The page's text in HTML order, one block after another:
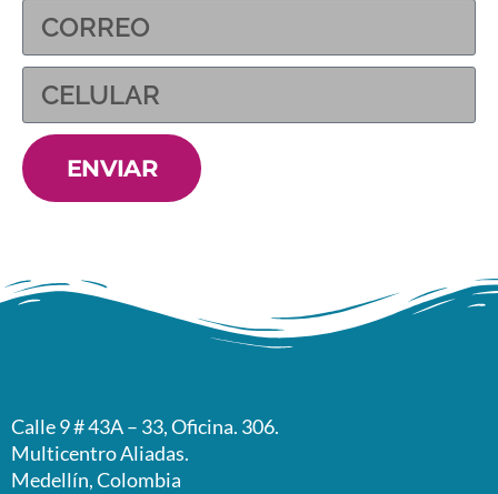
ENVIAR
Calle 9 # 43A – 33, Oficina. 306.
Multicentro Aliadas.
Medellín, Colombia